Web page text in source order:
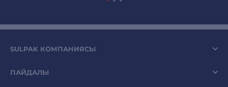
SULPAK КОМПАНИЯСЫ
ПАЙДАЛЫ